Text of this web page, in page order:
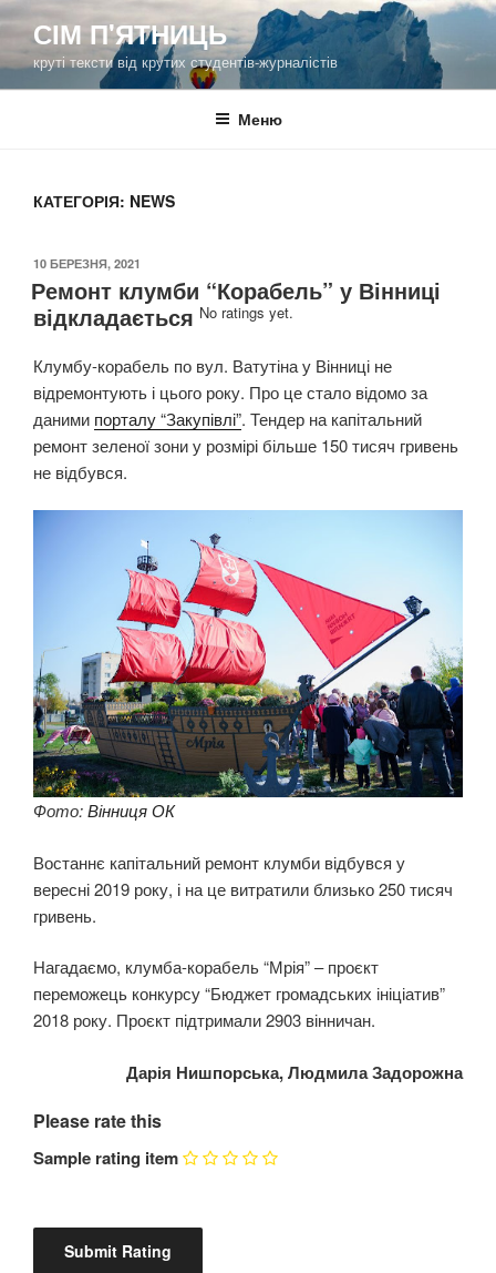
Перейти
вмісту
СІМ П'ЯТНИЦЬ
круті тексти від крутих студентів-журналістів
Меню
КАТЕГОРІЯ: NEWS
ОПУБЛІКОВАНО
10 БЕРЕЗНЯ, 2021
Ремонт клумби “Корабель” у Вінниці
відкладається No ratings yet.
Клумбу-корабель по вул. Ватутіна у Вінниці не
відремонтують і цього року. Про це стало відомо за
даними порталу “Закупівлі”. Тендер на капітальний
ремонт зеленої зони у розмірі більше 150 тисяч гривень
не відбувся.
Фото:Вінниця ОК
Востаннє капітальний ремонт клумби відбувся у
вересні 2019 року, і на це витратили близько 250 тисяч
гривень.
Нагадаємо, клумба-корабель “Мрія” – проєкт
переможець конкурсу “Бюджет громадських ініціатив”
2018 року. Проєкт підтримали 2903 вінничан.
Дарія Нишпорська, Людмила Задорожна
Please rate this
Sample rating item